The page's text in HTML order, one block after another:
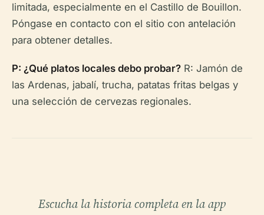
limitada, especialmente en el Castillo de Bouillon.
Póngase en contacto con el sitio con antelación
para obtener detalles.
P: ¿Qué platos locales debo probar? R: Jamón de
las Ardenas, jabalí, trucha, patatas fritas belgas y
una selección de cervezas regionales.
Escucha la historia completa en la app